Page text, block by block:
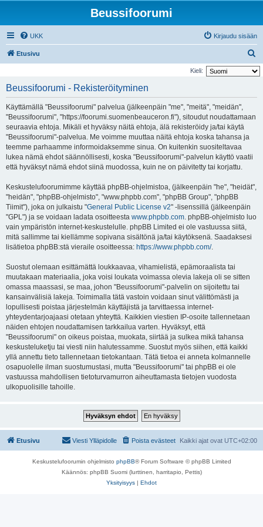
Beussifoorumi
UKK Kirjaudu sisään
Etusivu
t
Kieli:
Beussifoorumi - Rekisteröityminen
Käyttämällä "Beussifoorumi" palvelua (jälkeenpäin "me", "meitä", "meidän",
"Beussifoorumi", "https://foorumi.suomenbeauceron.fi"), sitoudut noudattamaan
seuraavia ehtoja. Mikäli et hyväksy näitä ehtoja, älä rekisteröidy ja/tai käytä
"Beussifoorumi"-palvelua. Me voimme muuttaa näitä ehtoja koska tahansa ja
teemme parhaamme informoidaksemme sinua. On kuitenkin suositeltavaa
lukea nämä ehdot säännöllisesti, koska "Beussifoorumi"-palvelun käyttö vaatii
että hyväksyt nämä ehdot siinä muodossa, kuin ne on päivitetty tai korjattu.
Keskustelufoorumimme käyttää phpBB-ohjelmistoa, (jälkeenpäin "he", "heidät",
"heidän", "phpBB-ohjelmisto", "www.phpbb.com", "phpBB Group", "phpBB
Tiimit"), joka on julkaistu "General Public License v2" -lisenssillä (jälkeenpäin
"GPL") ja se voidaan ladata osoitteesta www.phpbb.com. phpBB-ohjelmisto luo
vain ympäristön internet-keskustelulle. phpBB Limited ei ole vastuussa siitä,
mitä sallimme tai kiellämme sopivana sisältönä ja/tai käytöksenä. Saadaksesi
lisätietoa phpBB:stä vieraile osoitteessa: https://www.phpbb.com/.
Suostut olemaan esittämättä loukkaavaa, vihamielistä, epämoraalista tai
muutakaan materiaalia, joka voisi loukata voimassa olevia lakeja oli se sitten
omassa maassasi, se maa, johon "Beussifoorumi"-palvelin on sijoitettu tai
kansainvälisiä lakeja. Toimimalla tätä vastoin voidaan sinut välittömästi ja
lopullisesti poistaa järjestelmän käyttäjistä ja tarvittaessa internet-
yhteydentarjoajaasi otetaan yhteyttä. Kaikkien viestien IP-osoite tallennetaan
näiden ehtojen noudattamisen tarkkailua varten. Hyväksyt, että
"Beussifoorumi" on oikeus poistaa, muokata, siirtää ja sulkea mikä tahansa
keskusteluketju tai viesti niin halutessamme. Suostut myös siihen, että kaikki
yllä annettu tieto tallennetaan tietokantaan. Tätä tietoa ei anneta kolmannelle
osapuolelle ilman suostumustasi, mutta "Beussifoorumi" tai phpBB ei ole
vastuussa mahdollisen tietoturvamurron aiheuttamasta tietojen vuodosta
ulkopuolisille tahoille.
Etusivu Kaikki ajat ovat UTC+02:00
Poista evästeet
Viesti Ylläpidolle
Keskustelufoorumin ohjelmisto phpBB® Forum Software © phpBB Limited
Käännös: phpBB Suomi (lurttinen, harritapio, Pettis)
Yksityisyys | Ehdot